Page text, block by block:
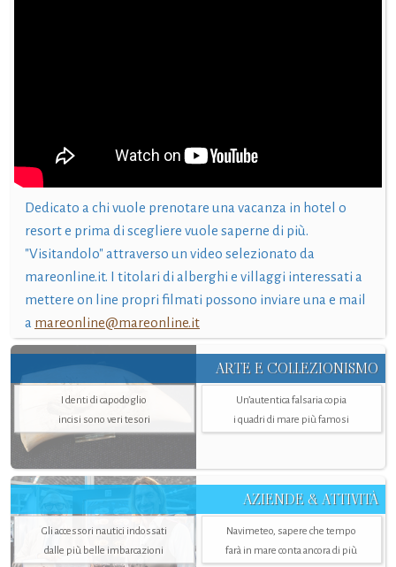
Dedicato a chi vuole prenotare una vacanza in hotel o
resort e prima di scegliere vuole saperne di più.
"Visitandolo" attraverso un video selezionato da
mareonline.it. I titolari di alberghi e villaggi interessati a
mettere on line propri filmati possono inviare una e mail
a mareonline@mareonline.it
ARTE E COLLEZIONISMO
I denti di capodoglio
incisi sono veri tesori
Un’autentica falsaria copia
i quadri di mare più famosi
AZIENDE & ATTIVITÀ
Gli accessori nautici indossati
dalle più belle imbarcazioni
Navimeteo, sapere che tempo
farà in mare conta ancora di più